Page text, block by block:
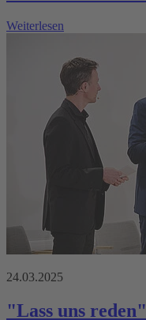
Weiterlesen
24.03.2025
"Lass uns